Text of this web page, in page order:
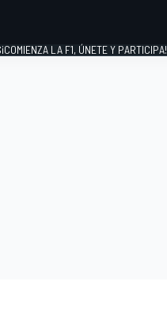
¡COMIENZA LA F1, ÚNETE Y PARTICIPA!